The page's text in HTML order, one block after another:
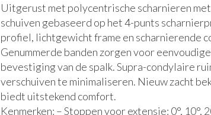
Uitgerust met polycentrische scharnieren
schuiven gebaseerd op het 4-punts
profiel, lichtgewicht frame en scharnierende
Genummerde banden zorgen voor
bevestiging van de spalk. Supra-condylaire
verschuiven te minimaliseren. Nieuw zacht
biedt uitstekend comfort.
Kenmerken: – Stoppen voor extensie: 0°, 10°,